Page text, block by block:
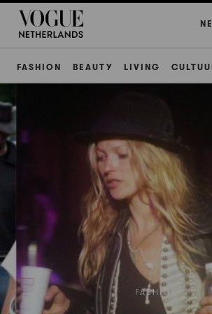
FASHION BEAUTY LIVING
FASHION